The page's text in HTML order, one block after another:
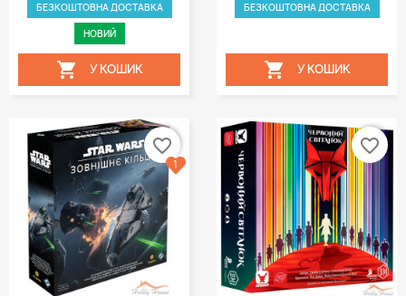
БЕЗКОШТОВНА ДОСТАВКА
НОВИЙ
 У КОШИК
БЕЗКОШТОВНА ДОСТАВКА
 У КОШИК
favorite_border
1
favorite_border